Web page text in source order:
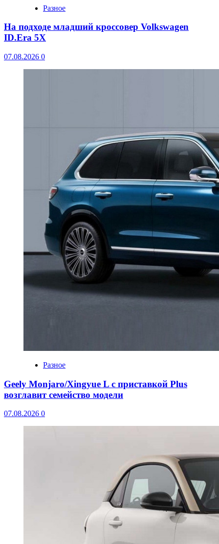
Разное
На подходе младший кроссовер Volkswagen
ID.Era 5X
07.08.2026 0
Разное
Geely Monjaro/Xingyue L с приставкой Plus
возглавит семейство модели
07.08.2026 0